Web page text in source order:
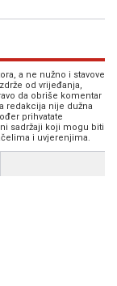
a ne nužno i stavove
od vrijeđanja,
da obriše komentar
redakcija nije dužna
prihvatate
sadržaji koji mogu biti
i uvjerenjima.